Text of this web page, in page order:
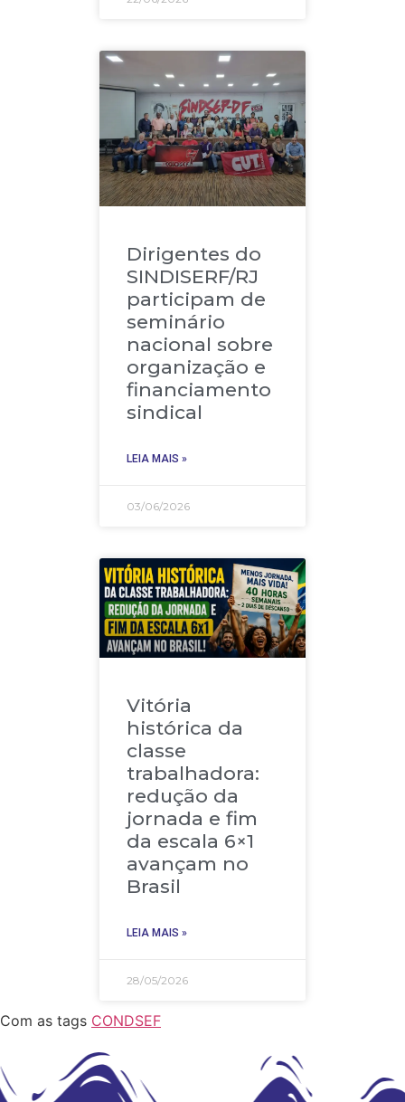
Dirigentes do
SINDISERF/RJ
participam de
seminário
nacional sobre
organização e
financiamento
sindical
LEIA MAIS »
03/06/2026
Vitória
histórica da
classe
trabalhadora:
redução da
jornada e fim
da escala 6×1
avançam no
Brasil
LEIA MAIS »
28/05/2026
Com as tags CONDSEF